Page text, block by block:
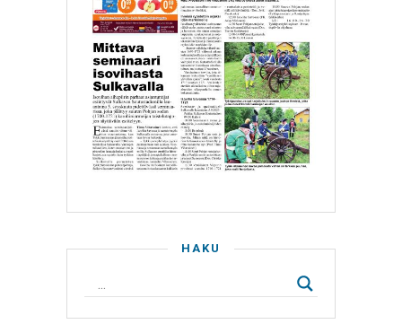
HAKU